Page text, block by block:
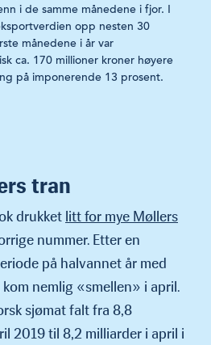
i de samme månedene i fjor. I
opp nesten 30
månedene i år var
ca. 170 millioner kroner høyere
på imponer­ende 13 prosent.
tran
drukket litt for mye Møllers
nummer. Etter en
på hal­vannet år med
nemlig «smellen» i april.
sjømat falt fra 8,8
2019 til 8,2 milliarder i april i